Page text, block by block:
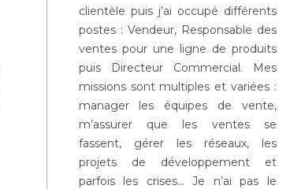
clientèle puis j’ai occupé différents
postes : Vendeur, Responsable des
ventes pour une ligne de produits
puis Directeur Commercial. Mes
missions sont multiples et variées :
manager les équipes de vente,
m’assurer que les ventes se
fassent, gérer les réseaux, les
projets de développement et
parfois les crises… Je n’ai pas le